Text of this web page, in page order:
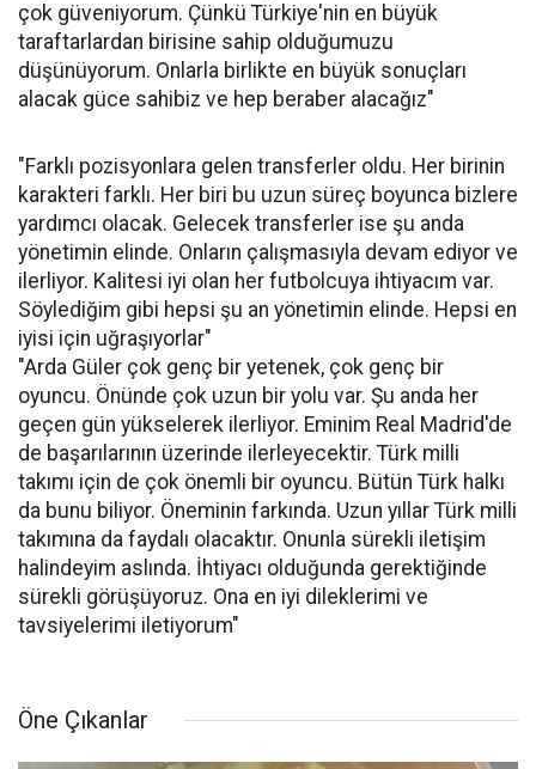
çok güveniyorum. Çünkü Türkiye'nin en büyük
taraftarlardan birisine sahip olduğumuzu
düşünüyorum. Onlarla birlikte en büyük sonuçları
alacak güce sahibiz ve hep beraber alacağız"
"Farklı pozisyonlara gelen transferler oldu. Her birinin
karakteri farklı. Her biri bu uzun süreç boyunca bizlere
yardımcı olacak. Gelecek transferler ise şu anda
yönetimin elinde. Onların çalışmasıyla devam ediyor ve
ilerliyor. Kalitesi iyi olan her futbolcuya ihtiyacım var.
Söylediğim gibi hepsi şu an yönetimin elinde. Hepsi en
iyisi için uğraşıyorlar"
"Arda Güler çok genç bir yetenek, çok genç bir
oyuncu. Önünde çok uzun bir yolu var. Şu anda her
geçen gün yükselerek ilerliyor. Eminim Real Madrid'de
de başarılarının üzerinde ilerleyecektir. Türk milli
takımı için de çok önemli bir oyuncu. Bütün Türk halkı
da bunu biliyor. Öneminin farkında. Uzun yıllar Türk milli
takımına da faydalı olacaktır. Onunla sürekli iletişim
halindeyim aslında. İhtiyacı olduğunda gerektiğinde
sürekli görüşüyoruz. Ona en iyi dileklerimi ve
tavsiyelerimi iletiyorum"
Öne Çıkanlar